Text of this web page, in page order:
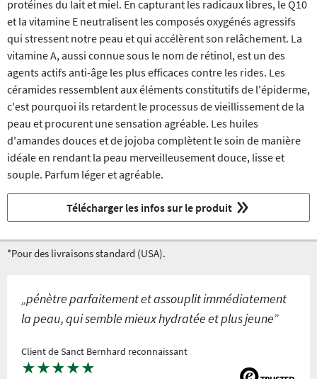
protéines du lait et miel. En capturant les radicaux libres, le Q10
et la vitamine E neutralisent les composés oxygénés agressifs
qui stressent notre peau et qui accélèrent son relâchement. La
vitamine A, aussi connue sous le nom de rétinol, est un des
agents actifs anti-âge les plus efficaces contre les rides. Les
céramides ressemblent aux éléments constitutifs de l'épiderme,
c'est pourquoi ils retardent le processus de vieillissement de la
peau et procurent une sensation agréable. Les huiles
d'amandes douces et de jojoba complètent le soin de manière
idéale en rendant la peau merveilleusement douce, lisse et
souple. Parfum léger et agréable.
Télécharger les infos sur le produit
*Pour des livraisons standard (USA).
„pénètre parfaitement et assouplit immédiatement
la peau, qui semble mieux hydratée et plus jeune”
Client de Sanct Bernhard reconnaissant
★★★★★